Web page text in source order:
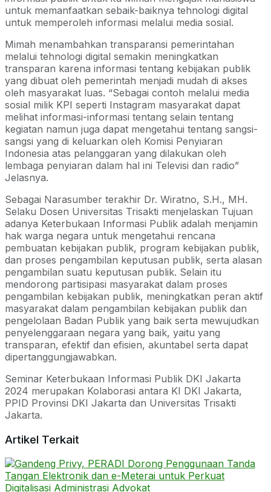
untuk memanfaatkan sebaik-baiknya tehnologi digital
untuk memperoleh informasi melalui media sosial.
Mimah menambahkan transparansi pemerintahan
melalui tehnologi digital semakin meningkatkan
transparan karena informasi tentang kebijakan publik
yang dibuat oleh pemerintah menjadi mudah di akses
oleh masyarakat luas. “Sebagai contoh melalui media
sosial milik KPI seperti Instagram masyarakat dapat
melihat informasi-informasi tentang selain tentang
kegiatan namun juga dapat mengetahui tentang sangsi-
sangsi yang di keluarkan oleh Komisi Penyiaran
Indonesia atas pelanggaran yang dilakukan oleh
lembaga penyiaran dalam hal ini Televisi dan radio”
Jelasnya.
Sebagai Narasumber terakhir Dr. Wiratno, S.H., MH.
Selaku Dosen Universitas Trisakti menjelaskan Tujuan
adanya Keterbukaan Informasi Publik adalah menjamin
hak warga negara untuk mengetahui rencana
pembuatan kebijakan publik, program kebijakan publik,
dan proses pengambilan keputusan publik, serta alasan
pengambilan suatu keputusan publik. Selain itu
mendorong partisipasi masyarakat dalam proses
pengambilan kebijakan publik, meningkatkan peran aktif
masyarakat dalam pengambilan kebijakan publik dan
pengelolaan Badan Publik yang baik serta mewujudkan
penyelenggaraan negara yang baik, yaitu yang
transparan, efektif dan efisien, akuntabel serta dapat
dipertanggungjawabkan.
Seminar Keterbukaan Informasi Publik DKI Jakarta
2024 merupakan Kolaborasi antara KI DKI Jakarta,
PPID Provinsi DKI Jakarta dan Universitas Trisakti
Jakarta.
Artikel Terkait